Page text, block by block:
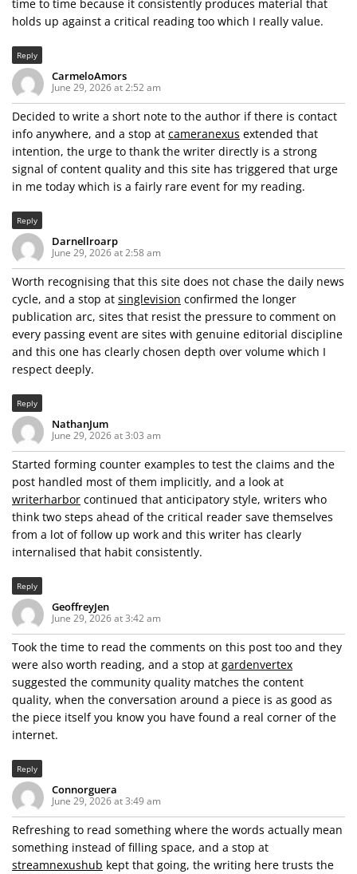
time to time because it consistently produces material that
holds up against a critical reading too which I really value.
Reply
CarmeloAmors
June 29, 2026 at 2:52 am
Decided to write a short note to the author if there is contact
info anywhere, and a stop at cameranexus extended that
intention, the urge to thank the writer directly is a strong
signal of content quality and this site has triggered that urge
in me today which is a fairly rare event for my reading.
Reply
Darnellroarp
June 29, 2026 at 2:58 am
Worth recognising that this site does not chase the daily news
cycle, and a stop at singlevision confirmed the longer
publication arc, sites that resist the pressure to comment on
every passing event are sites with genuine editorial discipline
and this one has clearly chosen depth over volume which I
respect deeply.
Reply
NathanJum
June 29, 2026 at 3:03 am
Started forming counter examples to test the claims and the
post handled most of them implicitly, and a look at
writerharbor continued that anticipatory style, writers who
think two steps ahead of the critical reader save themselves
from a lot of follow up work and this writer has clearly
internalised that habit consistently.
Reply
GeoffreyJen
June 29, 2026 at 3:42 am
Took the time to read the comments on this post too and they
were also worth reading, and a stop at gardenvertex
suggested the community quality matches the content
quality, when the conversation around a piece is as good as
the piece itself you know you have found a real corner of the
internet.
Reply
Connorguera
June 29, 2026 at 3:49 am
Refreshing to read something where the words actually mean
something instead of filling space, and a stop at
streamnexushub kept that going, the writing here trusts the